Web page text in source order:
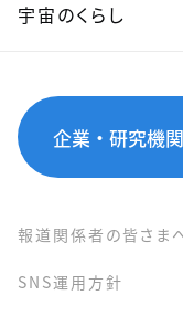
宇宙のくらし
企業・研究機
報道関係者の皆さま
SNS運用方針